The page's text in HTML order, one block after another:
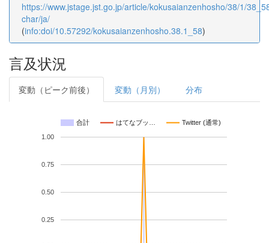
https://www.jstage.jst.go.jp/article/kokusaianzenhosho/38/1/
char/ja/
(info:doi/10.57292/kokusaianzenhosho.38.1_58)
言及状況
変動（ピーク前後） 変動（月別） 分布
合計 はてなブッ… Twitter (通常)
0.25
0.50
0.75
1.00